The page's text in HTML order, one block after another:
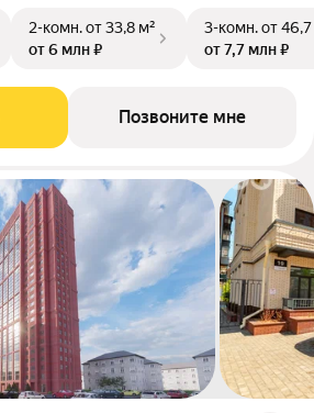
2-комн.от 33,8 м²
от 6 млн ₽
3-комн.от
от 7,7 млн ₽
Позвоните мне